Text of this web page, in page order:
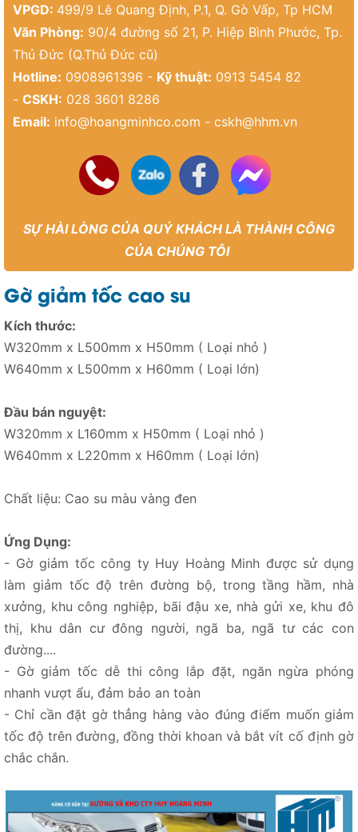
VPGD: 499/9 Lê Quang Định, P.1, Q. Gò Vấp, Tp HCM
Văn Phòng: 90/4 đường số 21, P. Hiệp Bình Phước, Tp.
Thủ Đức (Q.Thủ Đức cũ)
Hotline: 0908961396 - Kỹ thuật: 0913 5454 82
- CSKH: 028 3601 8286
Email: info@hoangminhco.com - cskh@hhm.vn
SỰ HÀI LÒNG CỦA QUÝ KHÁCH LÀ THÀNH CÔNG
CỦA CHÚNG TÔI
Gờ giảm tốc cao su
Kích thước:
W320mm x L500mm x H50mm ( Loại nhỏ )
W640mm x L500mm x H60mm ( Loại lớn)
Đầu bán nguyệt:
W320mm x L160mm x H50mm ( Loại nhỏ )
W640mm x L220mm x H60mm ( Loại lớn)
Chất liệu: Cao su màu vàng đen
Ứng Dụng:
- Gờ giảm tốc công ty Huy Hoàng Minh được sử dụng
làm giảm tốc độ trên đường bộ, trong tầng hầm, nhà
xưởng, khu công nghiệp, bãi đậu xe, nhà gửi xe, khu đô
thị, khu dân cư đông người, ngã ba, ngã tư các con
đường....
- Gờ giảm tốc dễ thi công lắp đặt, ngăn ngừa phóng
nhanh vượt ẩu, đảm bảo an toàn
- Chỉ cần đặt gờ thẳng hàng vào đúng điểm muốn giảm
tốc độ trên đường, đồng thời khoan và bắt vít cố định gờ
chắc chắn.